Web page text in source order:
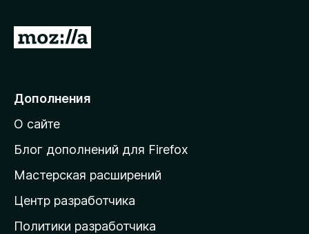
П
е
й
т
и
а
д
о
Дополнения
О сайте
Блог дополнений для Firefox
Мастерская расширений
Центр разработчика
Политики разработчика